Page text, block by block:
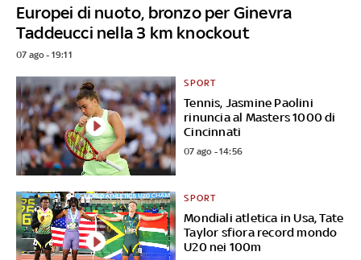
Europei di nuoto, bronzo per Ginevra
Taddeucci nella 3 km knockout
07 ago - 19:11
Tennis, Jasmine Paolini
rinuncia al Masters 1000 di
Cincinnati
SPORT
07 ago - 14:56
Mondiali atletica in Usa, Tate
Taylor sfiora record mondo
U20 nei 100m
SPORT